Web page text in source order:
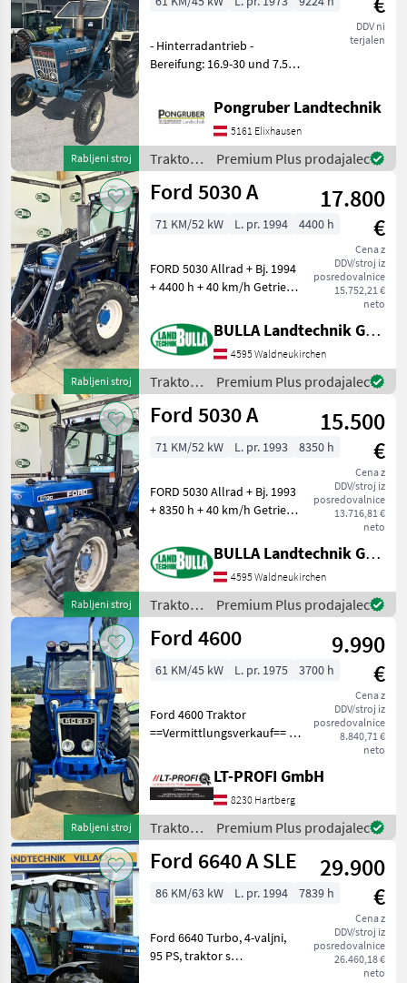
Rabljeni stroj
DDV ni
terjalen
- Hinterradantrieb -
Bereifung: 16.9-30 und 7.50-
km/h - Zapfwellendrehzahl:
540 Upm. Traktor
Standardni traktor
Pongruber Landtechnik
5161 Elixhausen
Traktor /
Ford
Premium Plus prodajalec
Rabljeni stroj
Ford 5030 A
17.800
€
Cena z
DDV/stroj iz
posredovalnice
15.752,21 €
neto
71 KM/52 kW L. pr. 1994 4400 h
FORD 5030 Allrad + Bj. 1994
+ 4400 h + 40 km/h Getriebe
hydraulische Lenkung +
Bereifung 420/85 R30
hinten und 320/70 R24
vorne + 2x DW Zusa
BULLA Landtechnik GmbH
4595 Waldneukirchen
Traktor /
Ford
Premium Plus prodajalec
Rabljeni stroj
Ford 5030 A
15.500
€
Cena z
DDV/stroj iz
posredovalnice
13.716,81 €
neto
71 KM/52 kW L. pr. 1993 8350 h
FORD 5030 Allrad + Bj. 1993
+ 8350 h + 40 km/h Getriebe
hydraulische Lenkung +
Bereifung 420/85 R30
hinten und 320/70 R24
vorne + 2x DW Zusa
BULLA Landtechnik GmbH
4595 Waldneukirchen
Traktor /
Ford
Premium Plus prodajalec
Rabljeni stroj
Ford 4600
9.990
€
Cena z
DDV/stroj iz
posredovalnice
8.840,71 €
neto
61 KM/45 kW L. pr. 1975 3700 h
Ford 4600 Traktor
==Vermittlungsverkauf== -
Einsatzbereit -Hinterrad
Maschine zu besichtigen bei
#LT-Profi GmbH
#LandtechnikFürPro
LT-PROFI GmbH
8230 Hartberg
Traktor /
Ford
Premium Plus prodajalec
Ford 6640 A SLE
29.900
€
Cena z
DDV/stroj iz
posredovalnice
26.460,18 €
neto
86 KM/63 kW L. pr. 1994 7839 h
Ford 6640 Turbo, 4-valjni,
95 PS, traktor s